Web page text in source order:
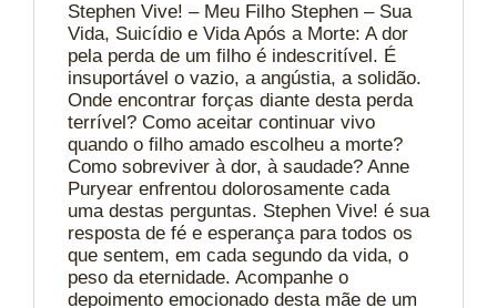
Stephen Vive! – Meu Filho Stephen – Sua
Vida, Suicídio e Vida Após a Morte: A dor
pela perda de um filho é indescritível. É
insuportável o vazio, a angústia, a solidão.
Onde encontrar forças diante desta perda
terrível? Como aceitar continuar vivo
quando o filho amado escolheu a morte?
Como sobreviver à dor, à saudade? Anne
Puryear enfrentou dolorosamente cada
uma destas perguntas. Stephen Vive! é sua
resposta de fé e esperança para todos os
que sentem, em cada segundo da vida, o
peso da eternidade. Acompanhe o
depoimento emocionado desta mãe de um